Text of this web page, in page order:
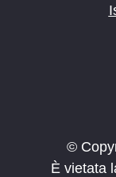
©
È vietata